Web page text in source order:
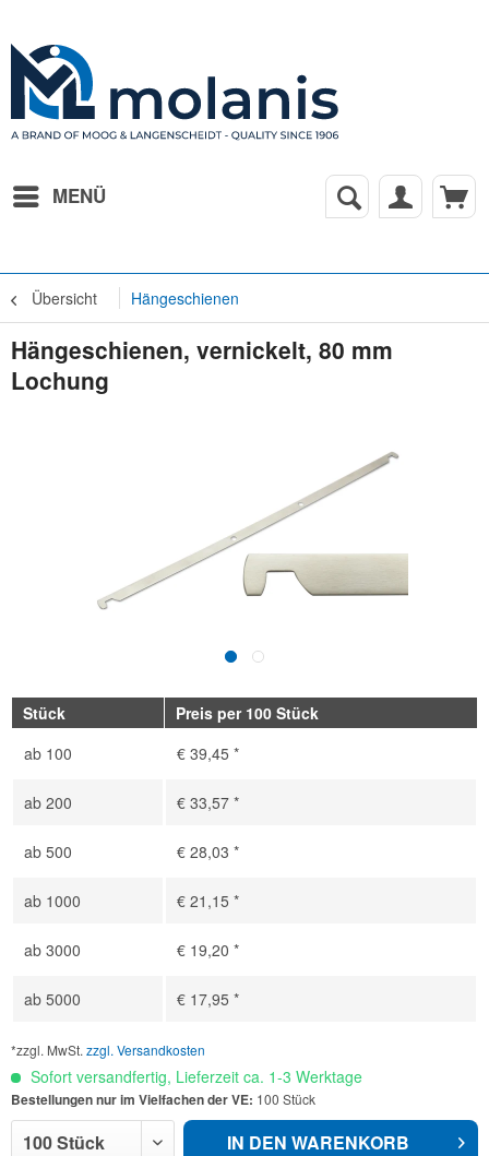
MENÜ
Übersicht Hängeschienen
Hängeschienen, vernickelt, 80 mm
Lochung
Stück
Preis per 100 Stück
ab 100 € 39,45 *
ab 200 € 33,57 *
ab 500 € 28,03 *
ab 1000 € 21,15 *
ab 3000 € 19,20 *
ab 5000 € 17,95 *
*zzgl. MwSt. zzgl. Versandkosten
Sofort versandfertig, Lieferzeit ca. 1-3 Werktage
Bestellungen nur im Vielfachen der VE: 100 Stück
IN DEN WARENKORB